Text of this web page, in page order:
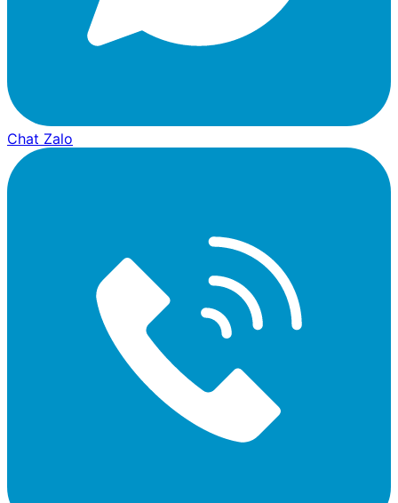
Chat Zalo